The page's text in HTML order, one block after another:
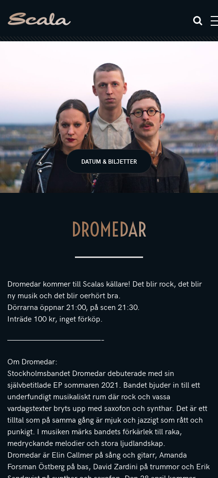
DATUM & BILJETTER
DROMEDAR
Dromedar kommer till Scalas källare! Det blir rock, det blir
ny musik och det blir oerhört bra.
Dörrarna öppnar 21:00, på scen 21:30.
Inträde 100 kr, inget förköp.
————————————–
Om Dromedar:
Stockholmsbandet Dromedar debuterade med sin
självbetitlade EP sommaren 2021. Bandet bjuder in till ett
underfundigt musikaliskt rum där rock och vassa
vardagstexter bryts upp med saxofon och synthar. Det är ett
tilltal som på samma gång är mjuk och jazzigt som rått och
punkigt. I musiken märks bandets förkärlek till raka,
medryckande melodier och stora ljudlandskap.
Dromedar är Elin Callmer på sång och gitarr, Amanda
Forsman Östberg på bas, David Zardini på trummor och Erik